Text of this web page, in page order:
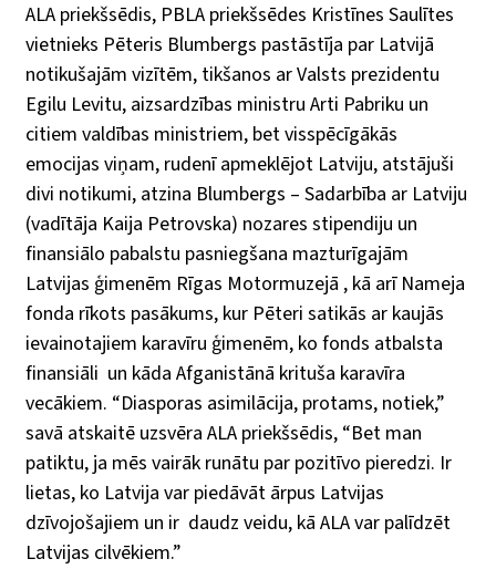
ALA priekšsēdis, PBLA priekšsēdes Kristīnes Saulītes
vietnieks Pēteris Blumbergs pastāstīja par Latvijā
notikušajām vizītēm, tikšanos ar Valsts prezidentu
Egilu Levitu, aizsardzības ministru Arti Pabriku un
citiem valdības ministriem, bet visspēcīgākās
emocijas viņam, rudenī apmeklējot Latviju, atstājuši
divi notikumi, atzina Blumbergs – Sadarbība ar Latviju
(vadītāja Kaija Petrovska) nozares stipendiju un
finansiālo pabalstu pasniegšana mazturīgajām
Latvijas ģimenēm Rīgas Motormuzejā , kā arī Nameja
fonda rīkots pasākums, kur Pēteri satikās ar kaujās
ievainotajiem karavīru ģimenēm, ko fonds atbalsta
finansiāli un kāda Afganistānā krituša karavīra
vecākiem. “Diasporas asimilācija, protams, notiek,”
savā atskaitē uzsvēra ALA priekšsēdis, “Bet man
patiktu, ja mēs vairāk runātu par pozitīvo pieredzi. Ir
lietas, ko Latvija var piedāvāt ārpus Latvijas
dzīvojošajiem un ir daudz veidu, kā ALA var palīdzēt
Latvijas cilvēkiem.”